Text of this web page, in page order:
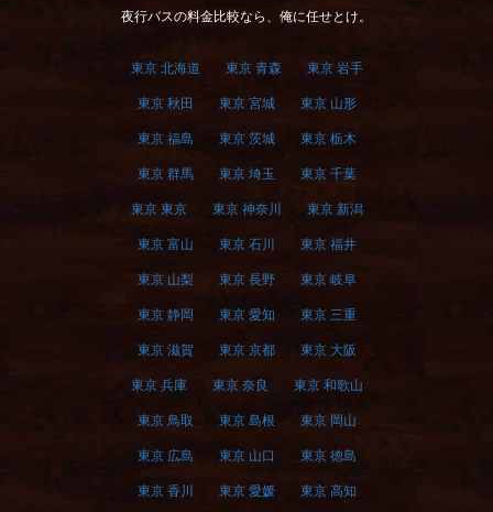
俺の夜行バス
夜行バスの料金比較なら、俺に任せとけ。
東京 北海道 東京 青森 東京 岩手
東京 秋田 東京 宮城 東京 山形
東京 福島 東京 茨城 東京 栃木
東京 群馬 東京 埼玉 東京 千葉
東京 東京 東京 神奈川 東京 新潟
東京 富山 東京 石川 東京 福井
東京 山梨 東京 長野 東京 岐阜
東京 静岡 東京 愛知 東京 三重
東京 滋賀 東京 京都 東京 大阪
東京 兵庫 東京 奈良 東京 和歌山
東京 鳥取 東京 島根 東京 岡山
東京 広島 東京 山口 東京 徳島
東京 香川 東京 愛媛 東京 高知